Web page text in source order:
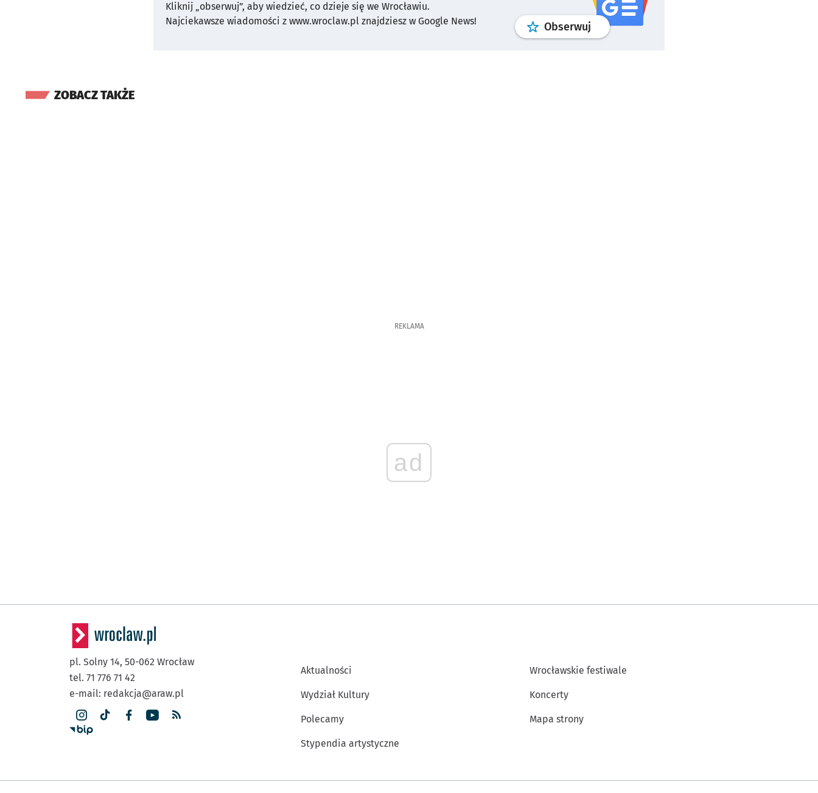
Kliknij „obserwuj”, aby wiedzieć, co dzieje się we Wrocławiu.
Najciekawsze wiadomości z www.wroclaw.pl znajdziesz w Google News!
Obserwuj profilgoogle news
ZOBACZ TAKŻE
REKLAMA
ad
pl. Solny 14, 50-062 Wrocław
tel. 71 776 71 42
e-mail: redakcja@araw.pl
Aktualności
Wydział Kultury
Polecamy
Stypendia artystyczne
Wrocławskie festiwale
Koncerty
Mapa strony